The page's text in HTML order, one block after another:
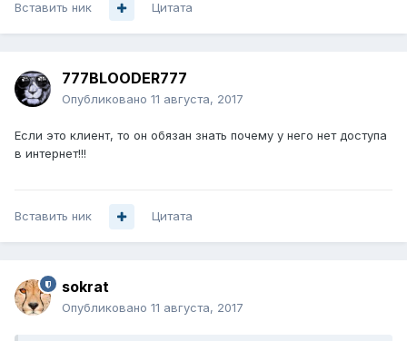
Вставить ник Цитата
777BLOODER777
Опубликовано 11 августа, 2017
Если это клиент, то он обязан знать почему у него нет доступа
в интернет!!!
Вставить ник Цитата
sokrat
Опубликовано 11 августа, 2017